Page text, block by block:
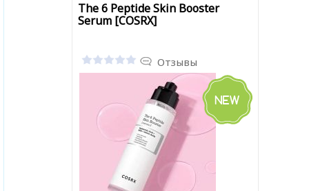
The 6 Peptide Skin Booster
Serum [COSRX]
Отзывы